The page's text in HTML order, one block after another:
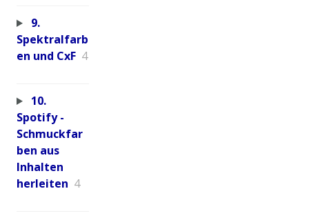
9.
Spektralfarb
en und CxF 4
10.
Spotify -
Schmuckfar
ben aus
Inhalten
herleiten 4